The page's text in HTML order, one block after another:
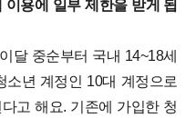
용에 일부 제한을 받게 됩
달 중순부터 국내 14~18세
소년 계정인 10대 계정으로
고 해요. 기존에 가입한 청